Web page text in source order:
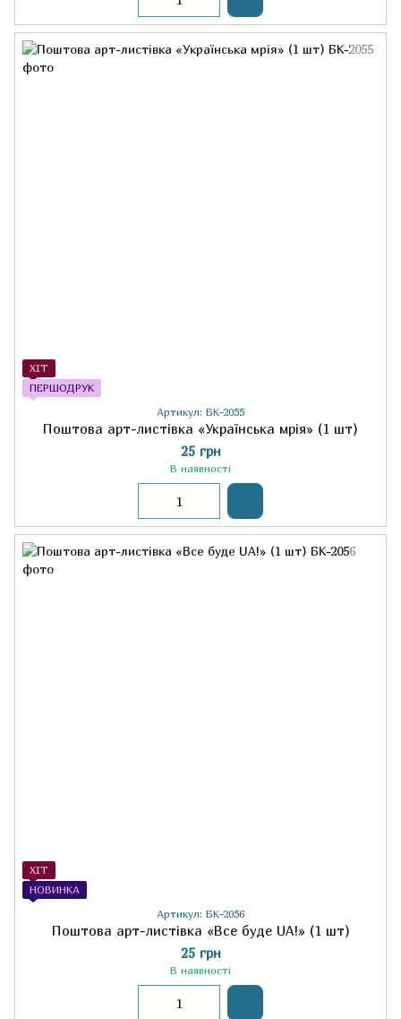
ХІТ
ПЕРШОДРУК
Артикул: БК-2055
Поштова арт-листівка «Українська мрія» (1 шт)
25 грн
В наявності
ХІТ
НОВИНКА
Артикул: БК-2056
Поштова арт-листівка «Все буде UA!» (1 шт)
25 грн
В наявності